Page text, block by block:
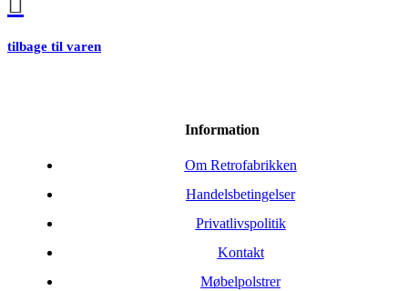
tilbage til varen
Information
Om Retrofabrikken
Handelsbetingelser
Privatlivspolitik
Kontakt
Møbelpolstrer